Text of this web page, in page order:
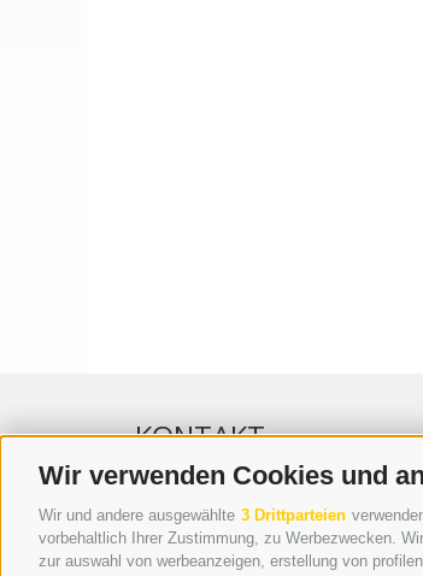
Wir verwenden Cookies und
Wir und andere ausgewählte 3 Drittparteien
vorbehaltlich Ihrer Zustimmung, zu Werbezwecken.
zur auswahl von werbeanzeigen, erstellung von
KONTAKT
WIPP-MEDIA GMBH
DER ERKER
NEUSTADT 20A